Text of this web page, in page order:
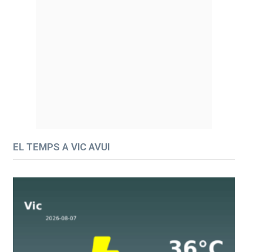
EL TEMPS A VIC AVUI